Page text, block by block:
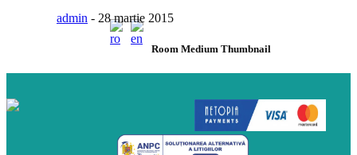
MENIU
admin - 28 martie 2015
Room Medium Thumbnail